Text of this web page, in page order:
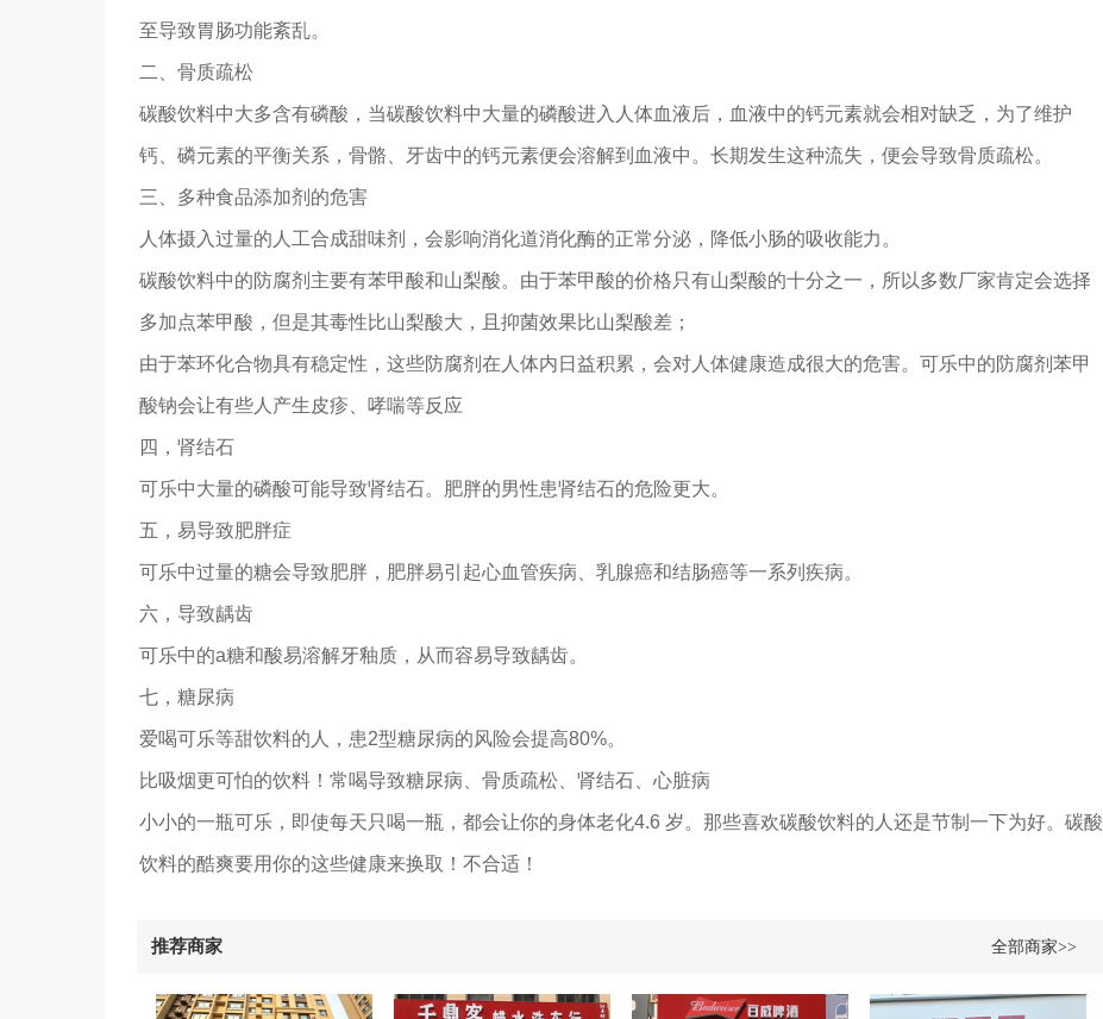
至导致胃肠功能紊乱。
二、骨质疏松
碳酸饮料中大多含有磷酸，当碳酸饮料中大量的磷酸进入人体血液后，血液中的钙元素就会相对缺乏，为了维护
钙、磷元素的平衡关系，骨骼、牙齿中的钙元素便会溶解到血液中。长期发生这种流失，便会导致骨质疏松。
三、多种食品添加剂的危害
人体摄入过量的人工合成甜味剂，会影响消化道消化酶的正常分泌，降低小肠的吸收能力。
碳酸饮料中的防腐剂主要有苯甲酸和山梨酸。由于苯甲酸的价格只有山梨酸的十分之一，所以多数厂家肯定会选择
多加点苯甲酸，但是其毒性比山梨酸大，且抑菌效果比山梨酸差；
由于苯环化合物具有稳定性，这些防腐剂在人体内日益积累，会对人体健康造成很大的危害。可乐中的防腐剂苯甲
酸钠会让有些人产生皮疹、哮喘等反应
四，肾结石
可乐中大量的磷酸可能导致肾结石。肥胖的男性患肾结石的危险更大。
五，易导致肥胖症
可乐中过量的糖会导致肥胖，肥胖易引起心血管疾病、乳腺癌和结肠癌等一系列疾病。
六，导致龋齿
可乐中的a糖和酸易溶解牙釉质，从而容易导致龋齿。
七，糖尿病
爱喝可乐等甜饮料的人，患2型糖尿病的风险会提高80%。
比吸烟更可怕的饮料！常喝导致糖尿病、骨质疏松、肾结石、心脏病
小小的一瓶可乐，即使每天只喝一瓶，都会让你的身体老化4.6 岁。那些喜欢碳酸饮料的人还是节制一下为好。碳酸
饮料的酷爽要用你的这些健康来换取！不合适！
推荐商家 全部商家>>